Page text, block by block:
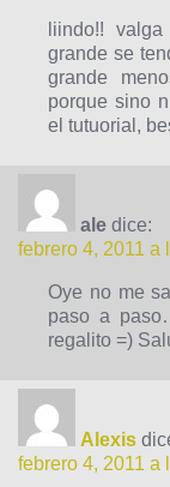
liindo!!
grande se
grande
porque sino
el tutuorial,
ale dice:
febrero 4, 2011 a
Oye no me
paso a
regalito =)
Alexis
febrero 4, 2011 a